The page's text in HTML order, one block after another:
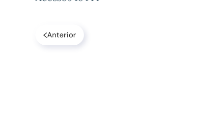
Anterior